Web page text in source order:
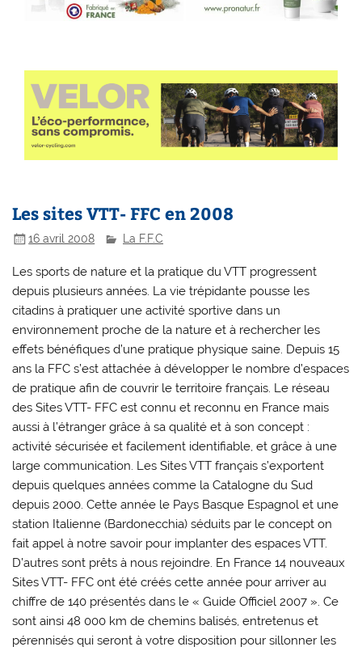
Les sites VTT- FFC en 2008
16 avril 2008 La F.F.C
Les sports de nature et la pratique du VTT progressent
depuis plusieurs années. La vie trépidante pousse les
citadins à pratiquer une activité sportive dans un
environnement proche de la nature et à rechercher les
effets bénéfiques d’une pratique physique saine. Depuis 15
ans la FFC s’est attachée à développer le nombre d’espaces
de pratique afin de couvrir le territoire français. Le réseau
des Sites VTT- FFC est connu et reconnu en France mais
aussi à l’étranger grâce à sa qualité et à son concept :
activité sécurisée et facilement identifiable, et grâce à une
large communication. Les Sites VTT français s’exportent
depuis quelques années comme la Catalogne du Sud
depuis 2000. Cette année le Pays Basque Espagnol et une
station Italienne (Bardonecchia) séduits par le concept on
fait appel à notre savoir pour implanter des espaces VTT.
D’autres sont prêts à nous rejoindre. En France 14 nouveaux
Sites VTT- FFC ont été créés cette année pour arriver au
chiffre de 140 présentés dans le « Guide Officiel 2007 ». Ce
sont ainsi 48 000 km de chemins balisés, entretenus et
pérennisés qui seront à votre disposition pour sillonner les